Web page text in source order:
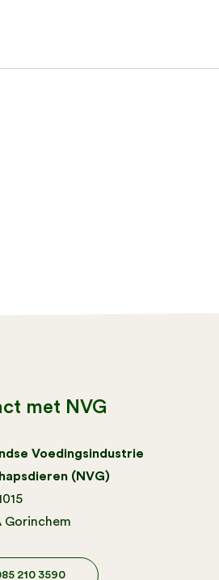
met NVG
Voedingsindustrie
(NVG)
Gorinchem
210 3590